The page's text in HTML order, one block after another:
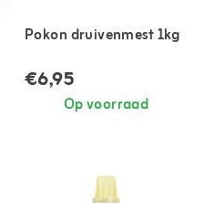
Pokon druivenmest 1kg
€6,95
Op voorraad